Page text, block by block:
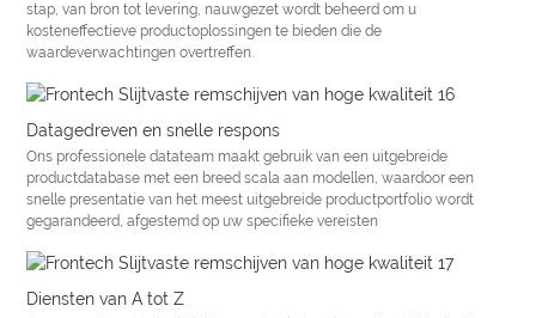
stap, van bron tot levering, nauwgezet wordt beheerd om u
kosteneffectieve productoplossingen te bieden die de
waardeverwachtingen overtreffen.
Datagedreven en snelle respons
Ons professionele datateam maakt gebruik van een uitgebreide
productdatabase met een breed scala aan modellen, waardoor een
snelle presentatie van het meest uitgebreide productportfolio wordt
gegarandeerd, afgestemd op uw specifieke vereisten
Diensten van A tot Z